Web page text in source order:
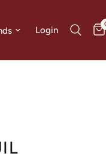
bijwerkenLogin